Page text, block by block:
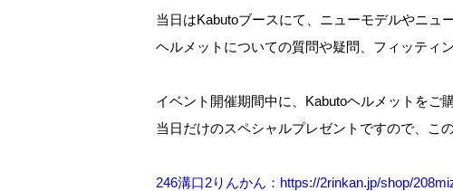
当日はKabutoブースにて、ニューモデルやニュ
ヘルメットについての質問や疑問、フィッティ
イベント開催期間中に、Kabutoヘルメットをご
当日だけのスペシャルプレゼントですので 、こ
246溝口2りんかん：https://2rinkan.jp/shop/